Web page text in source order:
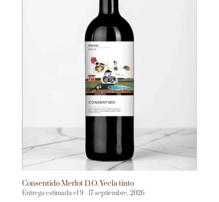
Consentido Merlot D.O. Yecla tinto
Entrega estimada el 9 - 17 septiembre, 2026